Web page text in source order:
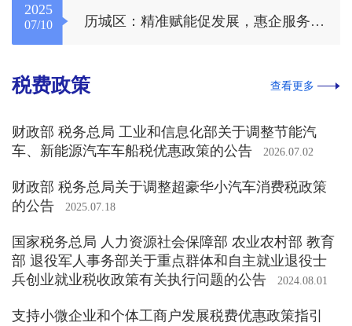
2025
07/10 历城区：精准赋能促发展，惠企服务再升级
税费政策 查看更多
财政部 税务总局 工业和信息化部关于调整节能汽
车、新能源汽车车船税优惠政策的公告
2026.07.02
财政部 税务总局关于调整超豪华小汽车消费税政策
的公告
2025.07.18
国家税务总局 人力资源社会保障部 农业农村部 教育
部 退役军人事务部关于重点群体和自主就业退役士
兵创业就业税收政策有关执行问题的公告
2024.08.01
支持小微企业和个体工商户发展税费优惠政策指引